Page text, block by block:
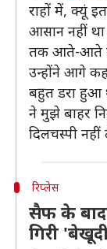
राहों में, क्यूं
आसान नहीं
तक आते-आते
उन्होंने आगे
बहुत डरा हुआ
ने मुझे बाहर
दिलचस्पी नहीं
रिप्लेस
सैफ के
गिरी